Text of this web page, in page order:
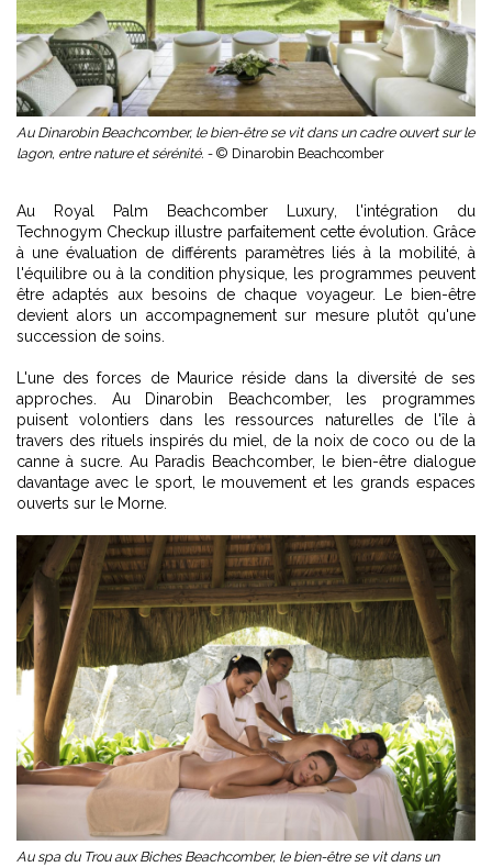
Au Dinarobin Beachcomber, le bien-être se vit dans un cadre ouvert sur le
lagon, entre nature et sérénité. - © Dinarobin Beachcomber
Au Royal Palm Beachcomber Luxury, l'intégration du
Technogym Checkup illustre parfaitement cette évolution. Grâce
à une évaluation de différents paramètres liés à la mobilité, à
l'équilibre ou à la condition physique, les programmes peuvent
être adaptés aux besoins de chaque voyageur. Le bien-être
devient alors un accompagnement sur mesure plutôt qu'une
succession de soins.
L'une des forces de Maurice réside dans la diversité de ses
approches. Au Dinarobin Beachcomber, les programmes
puisent volontiers dans les ressources naturelles de l'île à
travers des rituels inspirés du miel, de la noix de coco ou de la
canne à sucre. Au Paradis Beachcomber, le bien-être dialogue
davantage avec le sport, le mouvement et les grands espaces
ouverts sur le Morne.
Au spa du Trou aux Biches Beachcomber, le bien-être se vit dans un